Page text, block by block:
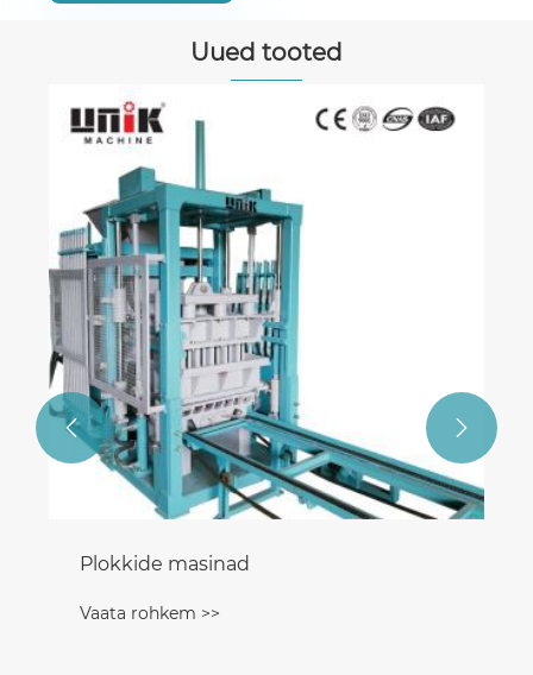
Uued tooted
Plokkide masinad
Vaata rohkem >>
 